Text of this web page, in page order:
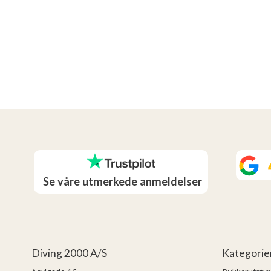
Se våre utmerkede anmeldelser
Diving 2000 A/S